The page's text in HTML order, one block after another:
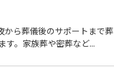
から葬儀後のサポートまで葬
す。家族葬や密葬など...